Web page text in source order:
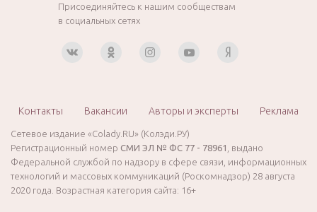
Присоединяйтесь к нашим сообществам
в социальных сетях
Контакты Вакансии Авторы и эксперты Реклама
Сетевое издание «Colady.RU» (Колэди.РУ)
Регистрационный номер СМИ ЭЛ № ФС 77 - 78961
, выдано
Федеральной службой по надзору в сфере связи, информационных
технологий и массовых коммуникаций (Роскомнадзор) 28 августа
2020 года. Возрастная категория сайта: 16+